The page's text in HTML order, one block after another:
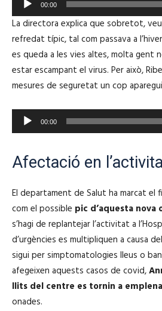
e
p
r
o
d
u
c
d
00:00
La directora explica que sobretot,
refredat típic, tal com passava a
es queda a les vies altes, molta gent
estar escampant el virus. Per això,
mesures de seguretat un cop
e
r
d
u
c
t
o
r
d
'
00:00
Afectació en
El departament de Salut ha marcat el
com el possible pic d’aquesta nova
s’hagi de replantejar l’activitat a
d’urgències es multipliquen a causa
sigui per simptomatologies lleus o
afegeixen aquests casos de covid,
llits del centre es tornin a
onades.